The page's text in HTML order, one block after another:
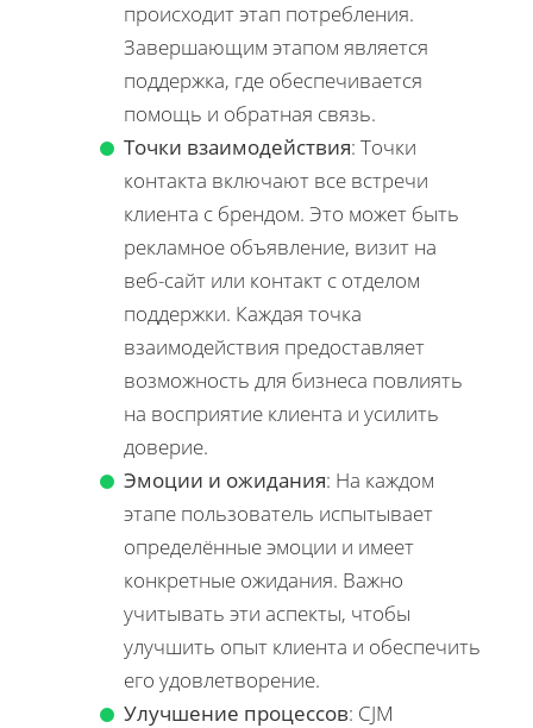
происходит этап потребления.
Завершающим этапом является
поддержка, где обеспечивается
помощь и обратная связь.
Точки взаимодействия: Точки
контакта включают все встречи
клиента с брендом. Это может быть
рекламное объявление, визит на
веб-сайт или контакт с отделом
поддержки. Каждая точка
взаимодействия предоставляет
возможность для бизнеса повлиять
на восприятие клиента и усилить
доверие.
Эмоции и ожидания: На каждом
этапе пользователь испытывает
определённые эмоции и имеет
конкретные ожидания. Важно
учитывать эти аспекты, чтобы
улучшить опыт клиента и обеспечить
его удовлетворение.
Улучшение процессов: CJM